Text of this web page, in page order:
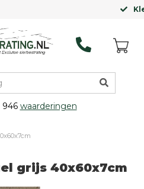
946 waarderingen
grijs 40x60x7cm